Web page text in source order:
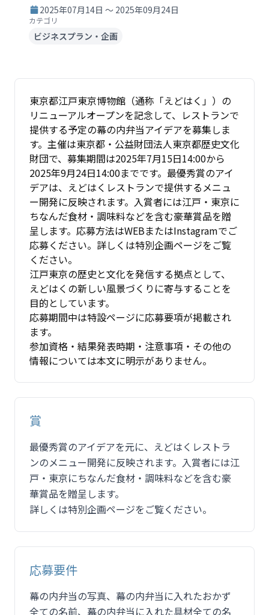
2025年07月14日 ～ 2025年09月24日
カテゴリ
ビジネスプラン・企画
東京都江戸東京博物館（通称「えどはく」）の
リニューアルオープンを記念して、レストランで
提供する予定の幕の内弁当アイデアを募集しま
す。主催は東京都・公益財団法人東京都歴史文化
財団で、募集期間は2025年7月15日14:00から
2025年9月24日14:00までです。最優秀賞のアイ
デアは、えどはくレストランで提供するメニュ
ー開発に反映されます。入賞者には江戸・東京に
ちなんだ食材・調味料などを含む豪華賞品を贈
呈します。応募方法はWEBまたはInstagramでご
応募ください。詳しくは特別企画ページをご覧
ください。
江戸東京の歴史と文化を発信する拠点として、
えどはくの新しい風景づくりに寄与することを
目的としています。
応募期間中は特設ページに応募要項が掲載され
ます。
参加資格・結果発表時期・注意事項・その他の
情報については本文に明示がありません。
賞
最優秀賞のアイデアを元に、えどはくレストラ
ンのメニュー開発に反映されます。入賞者には江
戸・東京にちなんだ食材・調味料などを含む豪
華賞品を贈呈します。
詳しくは特別企画ページをご覧ください。
応募要件
幕の内弁当の写真、幕の内弁当に入れたおかず
全ての名前、幕の内弁当に入れた具材全ての名